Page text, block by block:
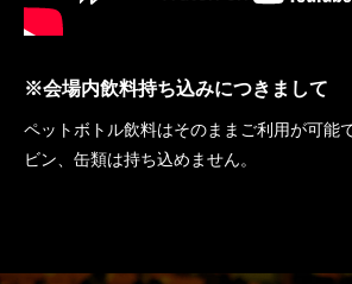
※会場内飲料持ち込みにつきまして
ペットボトル飲料はそのままご利用が可能で
ビン、缶類は持ち込めません。